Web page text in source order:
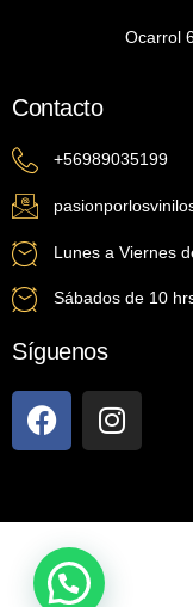
Ocarrol
Contacto
+56989035199
Lunes a Viernes
Sábados de 10
Síguenos